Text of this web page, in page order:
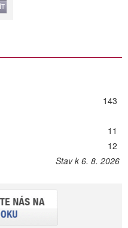
143
11
12
Stav k 6. 8. 2026